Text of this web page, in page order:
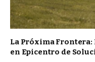
La Próxima Frontera:
en Epicentro de